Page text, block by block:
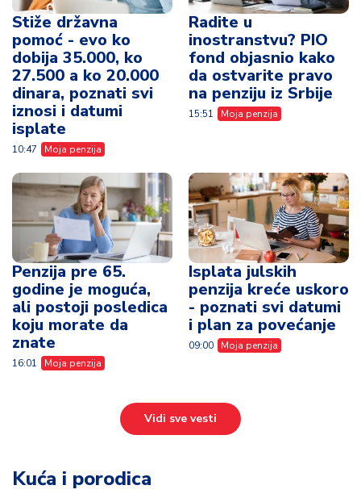
Stiže državna
pomoć - evo ko
dobija 35.000, ko
27.500 a ko 20.000
dinara, poznati svi
iznosi i datumi
isplate
10:47 Moja penzija
Radite u
inostranstvu? PIO
fond objasnio kako
da ostvarite pravo
na penziju iz Srbije
15:51 Moja penzija
Penzija pre 65.
godine je moguća,
ali postoji posledica
koju morate da
znate
16:01 Moja penzija
Isplata julskih
penzija kreće uskoro
- poznati svi datumi
i plan za povećanje
09:00 Moja penzija
Vidi sve vesti
Kuća i porodica